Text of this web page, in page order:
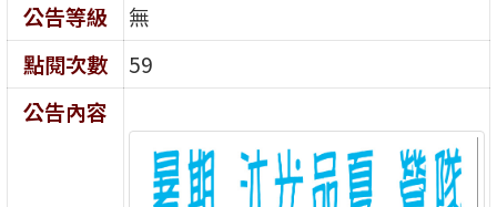
公告等級
無
點閱次數
59
公告內容